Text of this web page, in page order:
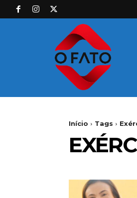
Início Tags